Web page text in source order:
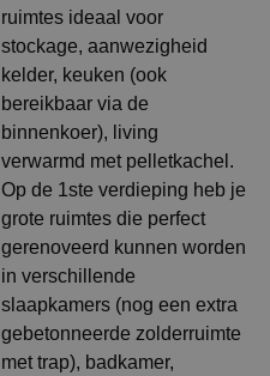
ruimtes ideaal voor
stockage, aanwezigheid
kelder, keuken (ook
bereikbaar via de
binnenkoer), living
verwarmd met pelletkachel.
Op de 1ste verdieping heb je
grote ruimtes die perfect
gerenoveerd kunnen worden
in verschillende
slaapkamers (nog een extra
gebetonneerde zolderruimte
met trap), badkamer,